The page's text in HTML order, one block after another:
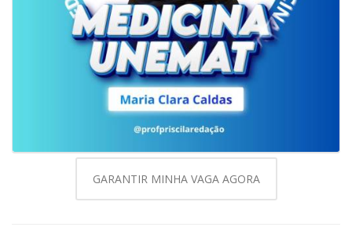
GARANTIR MINHA VAGA AGORA